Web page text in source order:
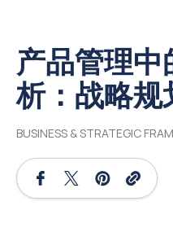
产品管理中
析：战略规
BUSINESS & STRATEGIC